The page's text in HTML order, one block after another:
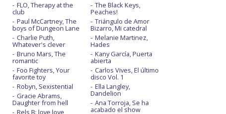
FLO, Therapy at the
club
Paul McCartney, The
boys of Dungeon Lane
Charlie Puth,
Whatever's clever
Bruno Mars, The
romantic
Foo Fighters, Your
favorite toy
Robyn, Sexistential
Gracie Abrams,
Daughter from hell
Rels B: love love
The Black Keys,
Peaches!
Triángulo de Amor
Bizarro, Mi catedral
Melanie Martinez,
Hades
Kany García, Puerta
abierta
Carlos Vives, El último
disco Vol. 1
Ella Langley,
Dandelion
Ana Torroja, Se ha
acabado el show